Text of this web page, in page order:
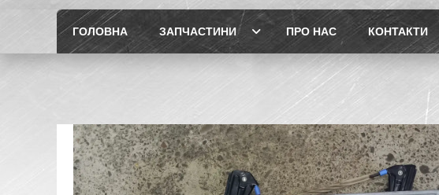
ГОЛОВНА ЗАПЧАСТИНИ ПРО НАС КОНТАКТИ